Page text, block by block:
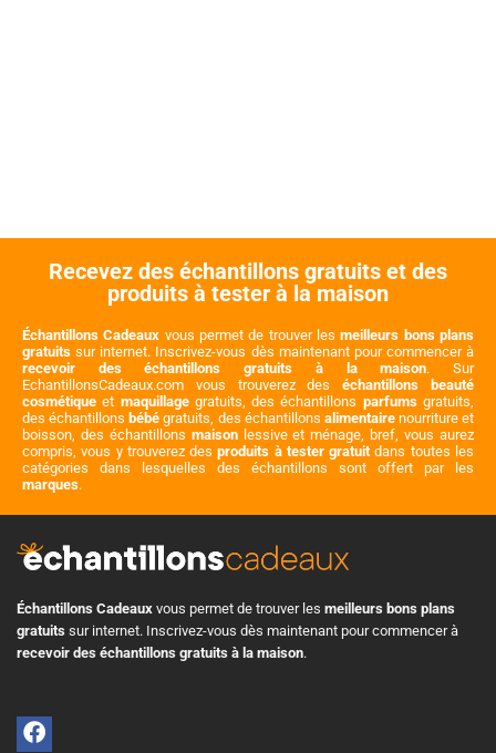
Recevez des échantillons gratuits et des
produits à tester à la maison
Échantillons Cadeaux vous permet de trouver lesmeilleurs bons plans
gratuits sur internet. Inscrivez-vous dès maintenant pour commencer à
recevoir des échantillons gratuits à la maison. Sur
EchantillonsCadeaux.com vous trouverez deséchantillons beauté
cosmétique et maquillagegratuits, des échantillons parfumsgratuits,
des échantillons bébé gratuits, des échantillons alimentairenourriture et
boisson, des échantillons maisonlessive et ménage, bref, vous aurez
compris, vous y trouverez desproduits à tester gratuit dans toutes les
catégories dans lesquelles des échantillons sont offert par les
marques.
Échantillons Cadeaux vous permet de trouver les meilleurs bons plans
gratuits sur internet. Inscrivez-vous dès maintenant pour commencer à
recevoir des échantillons gratuits à la maison.